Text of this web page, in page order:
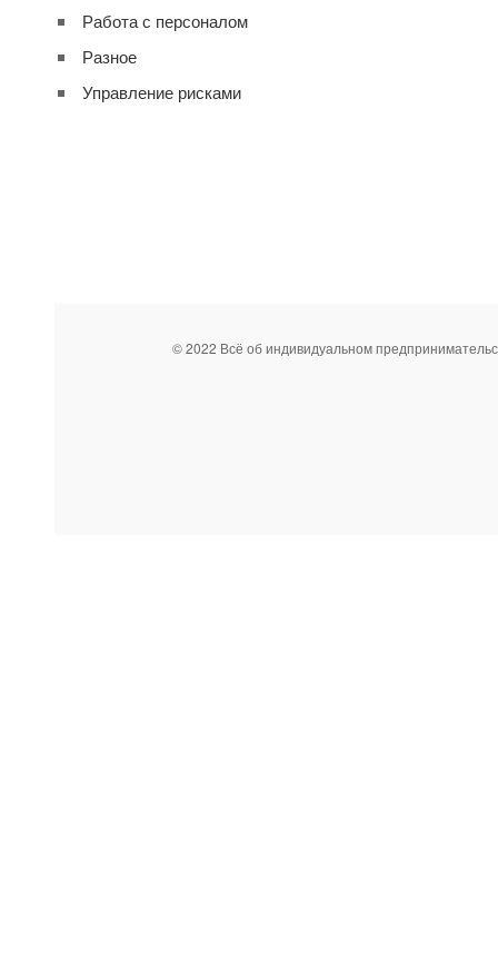
Работа с персоналом
Разное
Управление рисками
© 2022 Всё об индивидуальном